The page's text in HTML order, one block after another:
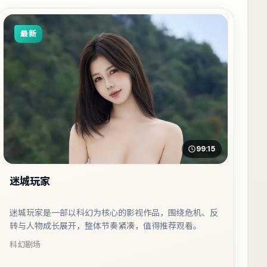
最新
99:15
迷城玩家
迷城玩家是一部以科幻为核心的影视作品，围绕危机、反
转与人物成长展开，整体节奏紧凑，值得推荐观看。
科幻剧场